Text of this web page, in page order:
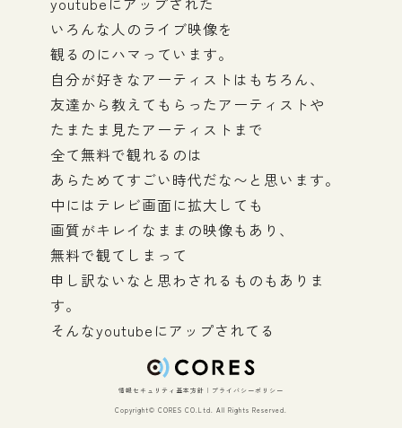
いろんな人のライブ映像を
観るのにハマっています。
自分が好きなアーティストはもちろん、
友達から教えてもらったアーティストや
たまたま見たアーティストまで
全て無料で観れるのは
あらためてすごい時代だな〜と思います。
中にはテレビ画面に拡大しても
画質がキレイなままの映像もあり、
無料で観てしまって
申し訳ないなと思わされるものもありま
す。
そんなyoutubeにアップされてる
ライブ映像の代表格的な
「BOILER ROOM」チャンネルから
おすすめのLiveをいくつか紹介します。
情報セキュリティ基本方針 | プライバシーポリシー
Copyright© CORES CO.Ltd. All Rights Reserved.